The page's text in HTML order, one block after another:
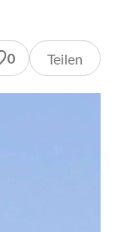
0 Teilen